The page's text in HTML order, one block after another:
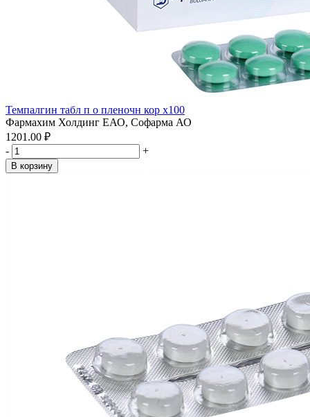
Темпалгин табл п о пленочн кор x100
Фармахим Холдинг ЕАО, Софарма АО
1201.00 ₽
-
+
В корзину